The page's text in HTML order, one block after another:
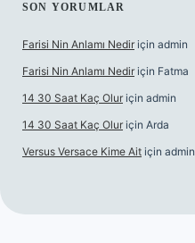
SON YORUMLAR
Farisi Nin Anlamı Nedir için admin
Farisi Nin Anlamı Nedir için Fatma
14 30 Saat Kaç Olur için admin
14 30 Saat Kaç Olur için Arda
Versus Versace Kime Ait için admin